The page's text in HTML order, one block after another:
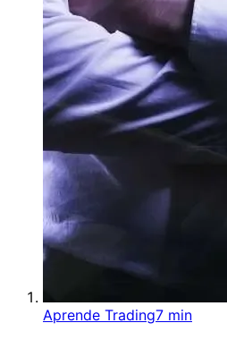
Aprende Trading7 min